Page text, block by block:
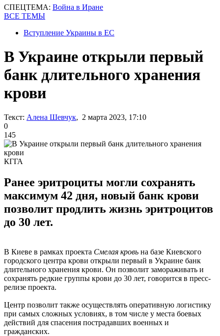
СПЕЦТЕМА: Война в Иране
ВСЕ ТЕМЫ
Вступление Украины в ЕС
В Украине открыли первый
банк длительного хранения
крови
Текст: Алена Шевчук, 2 марта 2023, 17:10
0
145
КГГА
Ранее эритроциты могли сохранять
максимум 42 дня, новый банк крови
позволит продлить жизнь эритроцитов
до 30 лет.
В Киеве в рамках проекта Смелая кровь на базе Киевского
городского центра крови открыли первый в Украине банк
длительного хранения крови. Он позволит замораживать и
сохранять редкие группы крови до 30 лет, говорится в пресс-
релизе проекта.
Центр позволит также осуществлять оперативную логистику
при самых сложных условиях, в том числе у места боевых
действий для спасения пострадавших военных и
гражданских.